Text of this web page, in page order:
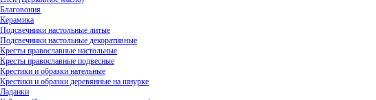
Благовония
Керамика
Подсвечники настольные литые
Подсвечники настольные декоративные
Кресты православные настольные
Кресты православные подвесные
Крестики и образки нательные
Крестики и образки деревянные на шнурке
Ладанки